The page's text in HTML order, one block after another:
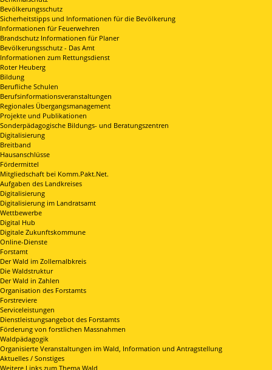
Bevölkerungsschutz
Sicherheitstipps und Informationen für die Bevölkerung
Informationen für Feuerwehren
Brandschutz Informationen für Planer
Bevölkerungsschutz - Das Amt
Informationen zum Rettungsdienst
Roter Heuberg
Bildung
Berufliche Schulen
Berufsinformationsveranstaltungen
Regionales Übergangsmanagement
Projekte und Publikationen
Sonderpädagogische Bildungs- und Beratungszentren
Digitalisierung
Breitband
Hausanschlüsse
Fördermittel
Mitgliedschaft bei Komm.Pakt.Net.
Aufgaben des Landkreises
Digitalisierung
Digitalisierung im Landratsamt
Wettbewerbe
Digital Hub
Digitale Zukunftskommune
Online-Dienste
Forstamt
Der Wald im Zollernalbkreis
Die Waldstruktur
Der Wald in Zahlen
Organisation des Forstamts
Forstreviere
Serviceleistungen
Dienstleistungsangebot des Forstamts
Förderung von forstlichen Massnahmen
Waldpädagogik
Organisierte Veranstaltungen im Wald, Information und Antragstellung
Aktuelles / Sonstiges
Weitere Links zum Thema Wald